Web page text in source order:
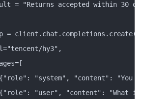
= "Returns accepted within 30
= client.chat.completions.create(
hy3",
"system", "content": "You
"user", "content": "What